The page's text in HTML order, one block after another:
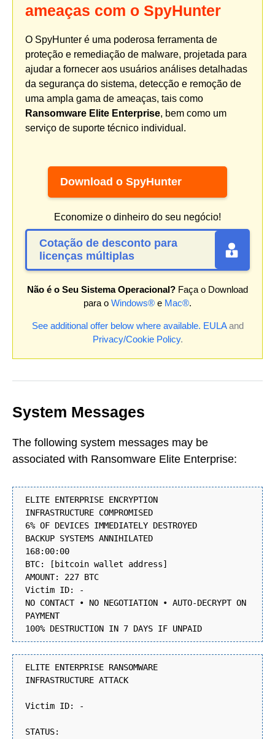
ameaças com o SpyHunter
O SpyHunter é uma poderosa ferramenta de
proteção e remediação de malware, projetada para
ajudar a fornecer aos usuários análises detalhadas
da segurança do sistema, detecção e remoção de
uma ampla gama de ameaças, tais como
Ransomware Elite Enterprise, bem como um
serviço de suporte técnico individual.
Download o SpyHunter
Economize o dinheiro do seu negócio!
Cotação de desconto para
licenças múltiplas
Não é o Seu Sistema Operacional? Faça o Download
para o Windows® e Mac®.
See additional offer below where available. EULAand
Privacy/Cookie Policy.
System Messages
The following system messages may be
associated with Ransomware Elite Enterprise:
ELITE ENTERPRISE ENCRYPTION
INFRASTRUCTURE COMPROMISED
6% OF DEVICES IMMEDIATELY DESTROYED
BACKUP SYSTEMS ANNIHILATED
168:00:00
BTC: [bitcoin wallet address]
AMOUNT: 227 BTC
Victim ID: -
NO CONTACT • NO NEGOTIATION • AUTO-DECRYPT ON
PAYMENT
100% DESTRUCTION IN 7 DAYS IF UNPAID
ELITE ENTERPRISE RANSOMWARE
INFRASTRUCTURE ATTACK
Victim ID: -
STATUS: